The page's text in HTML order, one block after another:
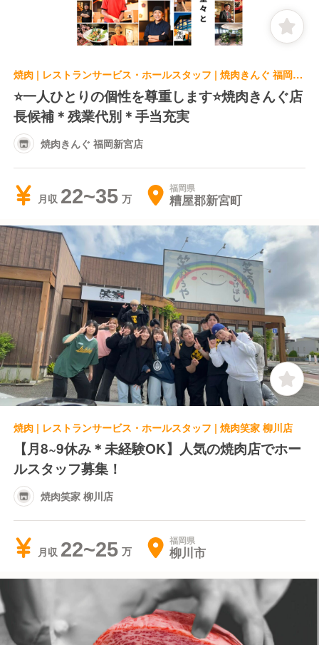
焼肉 | レストランサービス・ホールスタッフ | 焼肉きんぐ 福岡新宮店
⭐️一人ひとりの個性を尊重します⭐️焼肉きんぐ店
長候補＊残業代別＊手当充実
焼肉きんぐ 福岡新宮店
月収 22~35 福岡県
糟屋郡新宮町
焼肉 | レストランサービス・ホールスタッフ | 焼肉笑家 柳川店
【月8~9休み＊未経験OK】人気の焼肉店でホー
ルスタッフ募集！
焼肉笑家 柳川店
月収 22~25 福岡県
柳川市